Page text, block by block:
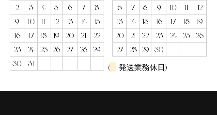
2
3 4 5 6 7
8
9
10 11 12 13 14
15
16
17 18 19 20 21
22
23
24 25 26 27 28
29
30
31
6
7 8 9 10 11
12
13
14 15 16 17 18
19
20
21 22 23 24 25
26
27
28 29
30
(
発送業務休日)